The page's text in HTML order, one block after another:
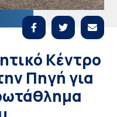
Κέντρο
Πηγή για